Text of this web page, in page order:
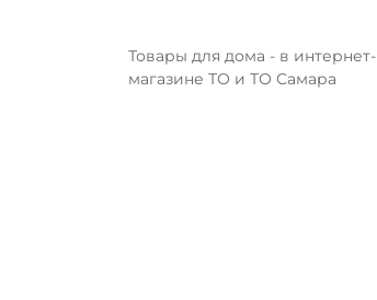
Товары для дома - в интернет-
магазине ТО и ТО Самара